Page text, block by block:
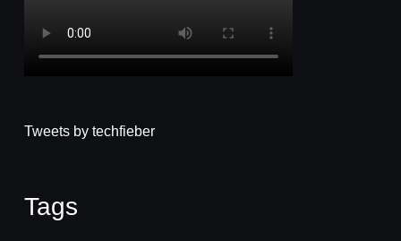
Tweets by techfieber
Tags